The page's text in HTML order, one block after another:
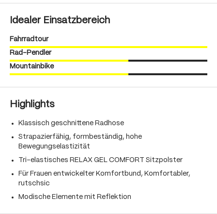
Idealer Einsatzbereich
Fahrradtour
Rad-Pendler
Mountainbike
Highlights
Klassisch geschnittene Radhose
Strapazierfähig, formbeständig, hohe
Bewegungselastizität
Tri-elastisches RELAX GEL COMFORT Sitzpolster
Für Frauen entwickelter Komfortbund, Komfortabler,
rutschsic
Modische Elemente mit Reflektion